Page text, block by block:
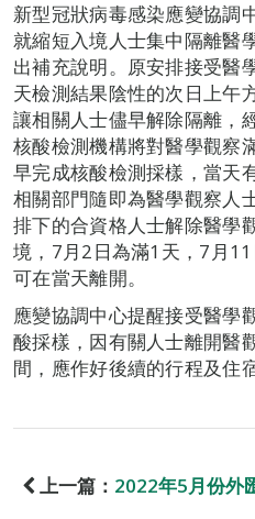
新型冠狀病毒感染應變協調
就縮短入境人士集中隔離醫
出補充說明。原安排接受醫
天檢測結果陰性的次日上午
讓相關人士儘早解除隔離，
核酸檢測機構將對醫學觀察
早完成核酸檢測採樣，當天
相關部門隨即為醫學觀察人
排下的合資格人士解除醫學
境，7月2日為滿1天，7月
可在當天離開。
應變協調中心提醒接受醫學
酸採樣，因有關人士離開醫
間，應作好後續的行程及住
上一篇： 2022年5月份外